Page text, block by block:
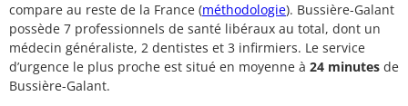
compare au reste de la France (méthodologie). Bussière-Galant
possède 7 professionnels de santé libéraux au total, dont un
médecin généraliste, 2 dentistes et 3 infirmiers. Le service
d’urgence le plus proche est situé en moyenne à 24 minutes de
Bussière-Galant.